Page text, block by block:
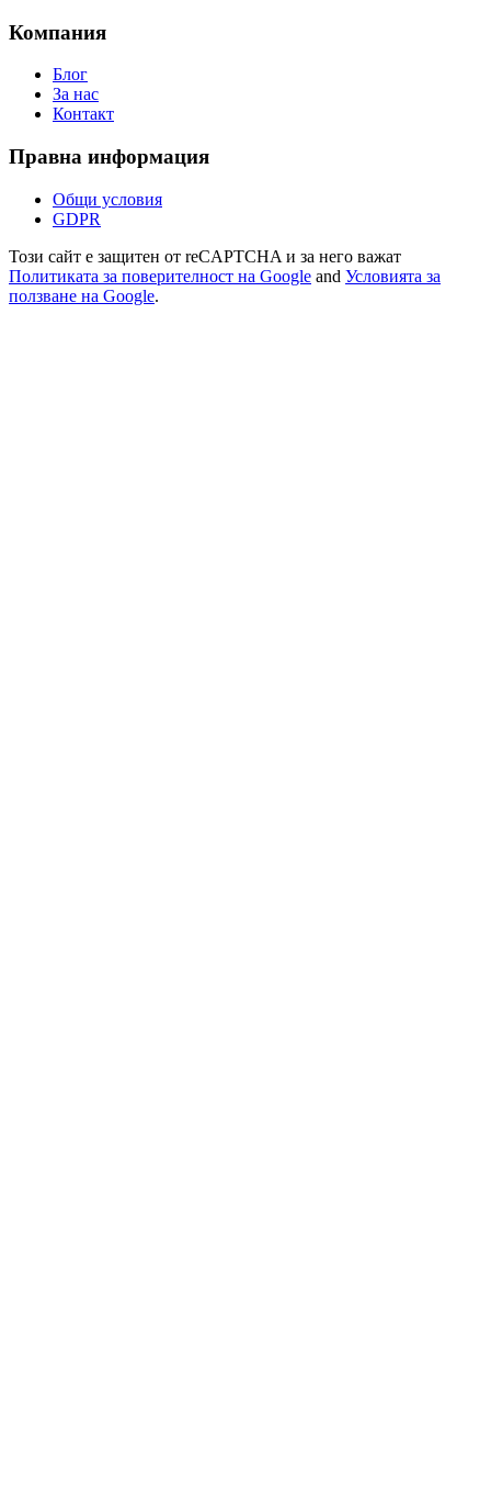
Компания
Блог
За нас
Контакт
Правна информация
Общи условия
GDPR
Този сайт е защитен от reCAPTCHA и за него важат
Политиката за поверителност на Google and Условията за
ползване на Google.